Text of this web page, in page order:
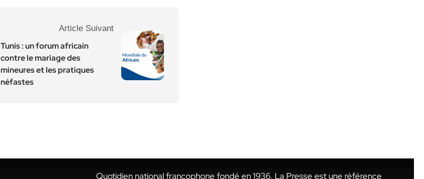
Article Suivant
Tunis : un forum africain
contre le mariage des
mineures et les pratiques
néfastes
Quotidien national francophone fondé en 1936, La Presse est une référence